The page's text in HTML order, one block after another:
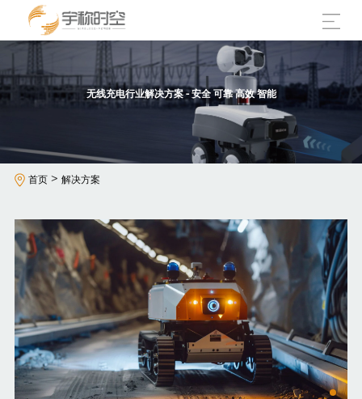
无线充电行业解决方案 - 安全 可靠 高效 智能
首页> 解决方案